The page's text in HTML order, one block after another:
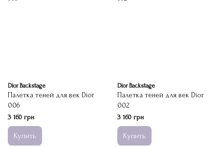
Dior Backstage
Палетка теней для век Dior
006
3 160 грн
Купить
Dior Backstage
Палетка теней для век Dior
002
3 160 грн
Купить